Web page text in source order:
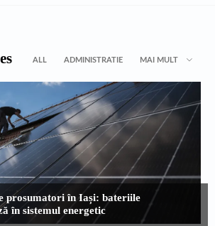
ALL ADMINISTRATIE MAI MULT
prosumatori în Iași: bateriile
în sistemul energetic